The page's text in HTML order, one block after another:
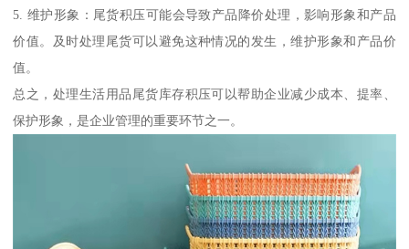
5. 维护形象：尾货积压可能会导致产品降价处理，影响形象和产品
价值。及时处理尾货可以避免这种情况的发生，维护形象和产品价
值。
总之，处理生活用品尾货库存积压可以帮助企业减少成本、提率、
保护形象，是企业管理的重要环节之一。